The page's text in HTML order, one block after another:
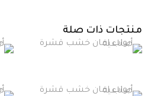
منتجات ذات صلة